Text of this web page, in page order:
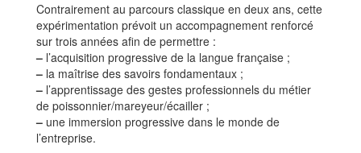
Contrairement au parcours classique en deux ans, cette
expérimentation prévoit un accompagnement renforcé
sur trois années afin de permettre :
– l’acquisition progressive de la langue française ;
– la maîtrise des savoirs fondamentaux ;
– l’apprentissage des gestes professionnels du métier
de poissonnier/mareyeur/écailler ;
– une immersion progressive dans le monde de
l’entreprise.